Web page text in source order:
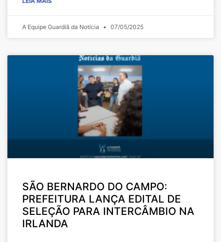
A Equipe Guardiã da Notícia 07/05/2025
SÃO BERNARDO DO CAMPO:
PREFEITURA LANÇA EDITAL DE
SELEÇÃO PARA INTERCÂMBIO NA
IRLANDA